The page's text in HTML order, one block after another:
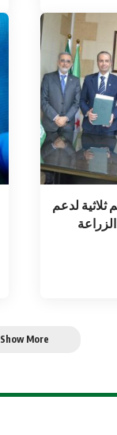
ثلاثية لدعم
Show More